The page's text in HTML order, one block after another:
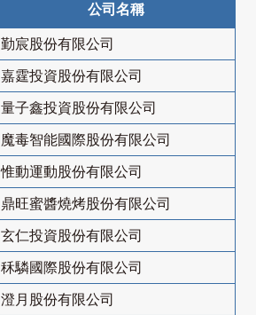
公司名稱
勤宸股份有限公司
嘉霆投資股份有限公司
量子鑫投資股份有限公司
魔毒智能國際股份有限公司
惟動運動股份有限公司
鼎旺蜜醬燒烤股份有限公司
玄仁投資股份有限公司
秝驎國際股份有限公司
澄月股份有限公司